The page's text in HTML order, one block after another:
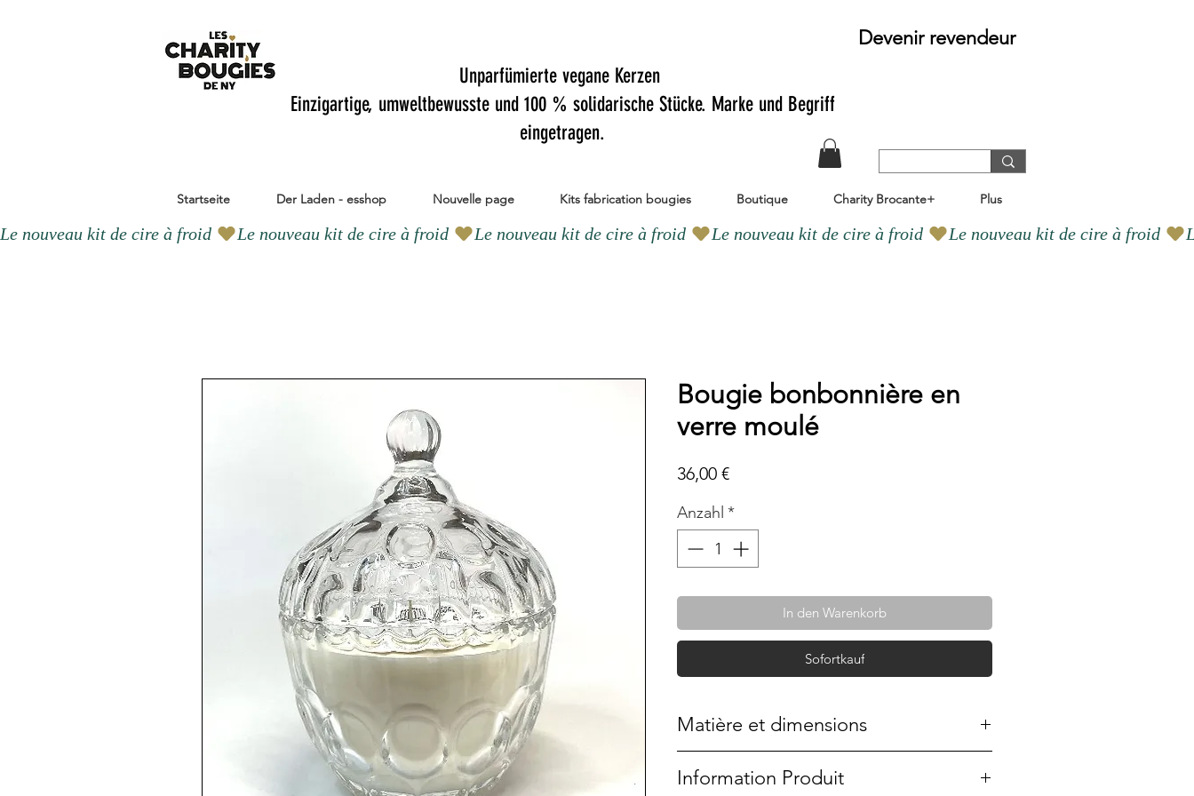
Unparfümierte vegane Kerzen
Einzigartige, umweltbewusste und 100 % solidarische Stücke. Marke und Begriff
eingetragen.
Devenir revendeur
Startseite Der Laden - esshop Nouvelle page Kits fabrication bougies Boutique Charity Brocante+ Plus
Le nouveau kit de cire à froid
Bougie bonbonnière en
verre moulé
36,00 €Preis
Anzahl *
In den Warenkorb
Sofortkauf
Matière et dimensions
12 x 8 cm
Information Produit